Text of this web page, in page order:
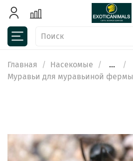
Главная Насекомые
...
Муравьи для муравьиной фермы